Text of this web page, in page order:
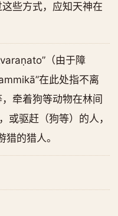
些方式，应知天神在
（由于障
在此处指不离
牵着狗等动物在林间
或驱赶（狗等）的人，
的猎人。